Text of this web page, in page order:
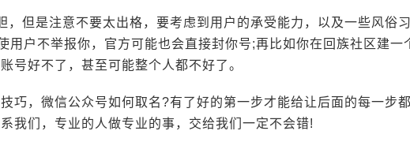
，但是注意不要太出格，要考虑到用户的承受能力，以及一些风俗
用户不举报你，官方可能也会直接封你号;再比如你在回族社区建一
号好不了，甚至可能整个人都不好了。
巧，微信公众号如何取名?有了好的第一步才能给让后面的每一步
我们，专业的人做专业的事，交给我们一定不会错!